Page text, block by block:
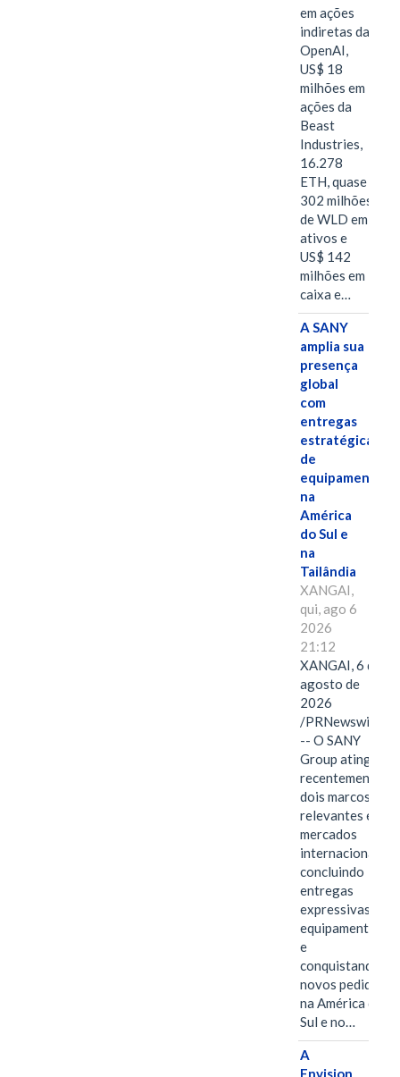
em ações
indiretas da
OpenAI,
US$ 18
milhões em
ações da
Beast
Industries,
16.278
ETH, quase
302 milhões
de WLD em
ativos e
US$ 142
milhões em
caixa e…
A SANY
amplia sua
presença
global
com
entregas
estratégicas
de
equipamentos
na
América
do Sul e
na
Tailândia
XANGAI,
qui, ago 6
2026
21:12
XANGAI, 6 de
agosto de
2026
/PRNewswire/
-- O SANY
Group atingiu
recentemente
dois marcos
relevantes em
mercados
internacionais,
concluindo
entregas
expressivas de
equipamentos
e
conquistando
novos pedidos
na América do
Sul e no…
A
Envision